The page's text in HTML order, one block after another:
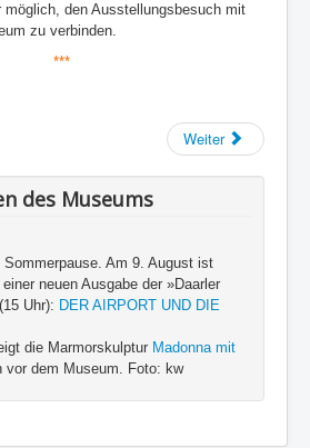
den Ausstellungsbesuch mit
zu verbinden.
***
Weiter
des Museums
Am 9. August ist
neuen Ausgabe der »Daarler
Uhr): DER AIRPORT UND DIE
die Marmorskulptur Madonna mit
vor dem Museum. Foto: kw